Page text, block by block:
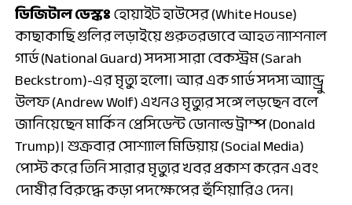
ডিজিটাল ডেস্কঃহোয়াইট হাউসের (White House)
কাছাকাছি গুলির লড়াইয়ে গুরুতরভাবে আহত ন্যাশনাল
গার্ড (National Guard) সদস্য সারা বেকস্ট্রম (Sarah
Beckstrom)-এর মৃত্যু হলো। আর এক গার্ড সদস্য অ্যান্ড্রু
উলফ (Andrew Wolf) এখনও মৃত্যুর সঙ্গে লড়ছেন বলে
জানিয়েছেন মার্কিন প্রেসিডেন্ট ডোনাল্ড ট্রাম্প (Donald
Trump)। শুক্রবার সোশ্যাল মিডিয়ায় (Social Media)
পোস্ট করে তিনি সারার মৃত্যুর খবর প্রকাশ করেন এবং
দোষীর বিরুদ্ধে কড়া পদক্ষেপের হুঁশিয়ারিও দেন।